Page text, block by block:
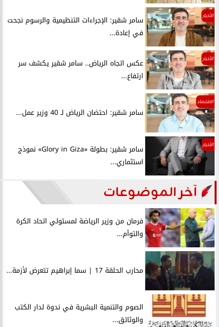
الأخبار
سامر شقير: الإجراءات التنظيمية والرسوم نجحت
في إعادة...
الأخبار
عكس اتجاه الرياض.. سامر شقير يكشف سر
ارتفاع...
الاقتصاد
سامر شقير: احتضان الرياض لـ 40 وزير عمل...
الأخبار
سامر شقير: بطولة «Glory in Giza» نموذج
استثماري...
آخر الموضوعات
فرمان من وزير الرياضة لمسئولي اتحاد الكرة
والتوأم...
محارب الحلقة 17 | سما إبراهيم تتعرض لأزمة...
الصوم والتنمية البشرية في ندوة لدار الكتب
والوثائق...